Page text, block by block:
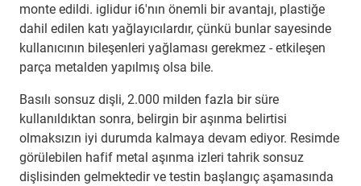
monte edildi. iglidur i6'nın önemli bir avantajı, plastiğe
dahil edilen katı yağlayıcılardır, çünkü bunlar sayesinde
kullanıcının bileşenleri yağlaması gerekmez - etkileşen
parça metalden yapılmış olsa bile.
Basılı sonsuz dişli, 2.000 milden fazla bir süre
kullanıldıktan sonra, belirgin bir aşınma belirtisi
olmaksızın iyi durumda kalmaya devam ediyor. Resimde
görülebilen hafif metal aşınma izleri tahrik sonsuz
dişlisinden gelmektedir ve testin başlangıç aşamasında